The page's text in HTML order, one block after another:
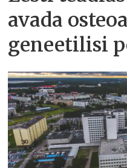
avada
geneetilisi